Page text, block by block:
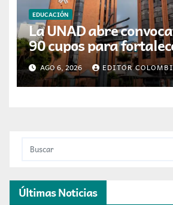
EDUCACIÓN
La UNAD abre
90 cupos para
emprendimiento y la
en toda Colombia
AGO 6, 2026 EDITOR
Últimas Noticias